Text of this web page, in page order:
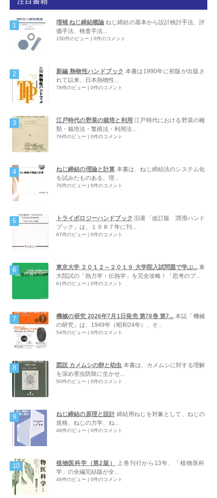
増補 ねじ締結概論 ねじ締結の基本から設計検討手法、評
価手法、検査手法...
150件のビュー | 0件のコメント
新編 熱物性ハンドブック 本書は1990年に初版が出版さ
れて以来、日本熱物性...
78件のビュー | 0件のコメント
江戸時代の野菜の栽培と利用 江戸時代における野菜の種
類・栽培法・繁殖法・利用法...
76件のビュー | 0件のコメント
ねじ締結の理論と計算 本書は、ねじ締結法のシステム化
を試みたものある。理...
76件のビュー | 0件のコメント
トライボロジーハンドブック
旧著「改訂版 潤滑ハンド
ブック」は、１９８７年に刊...
67件のビュー | 0件のコメント
東京大学 ２０１２～２０１９ 大学院入試問題で学ぶ... 東
大院試の「熱力学・伝熱学」を完全攻略！「思考のプ...
61件のビュー | 0件のコメント
機械の研究 2026年7月1日発売 第78巻 第7... 本誌「機械
の研究」は、1949年（昭和24年）、そ...
54件のビュー | 0件のコメント
図説 カメムシの卵と幼虫 本書は、カメムシに対する理解
を深め害虫防除に生かせ...
50件のビュー | 0件のコメント
ねじ締結の原理と設計 締結用ねじを対象として、ねじの
規格、ねじの力学、ね...
49件のビュー | 0件のコメント
植物医科学（第2版）
上巻刊行から13年、「植物医科
学」の全編完結版が全...
46件のビュー | 0件のコメント